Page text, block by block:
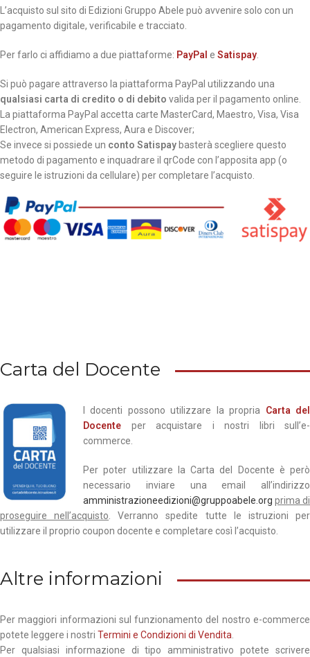
L’acquisto sul sito di Edizioni Gruppo Abele può avvenire solo con un
pagamento digitale, verificabile e tracciato.
Per farlo ci affidiamo a due piattaforme: PayPal e Satispay
Si può pagare attraverso la piattaforma PayPal utilizzando una
qualsiasi carta di credito o di debito valida per il pagamento online.
La piattaforma PayPal accetta carte MasterCard, Maestro, Visa, Visa
Electron, American Express, Aura e Discover;
Se invece si possiede un conto Satispay basterà scegliere questo
metodo di pagamento e inquadrare il qrCode con l’apposita app (o
seguire le istruzioni da cellulare) per completare l’acquisto.
Carta del Docente
I docenti possono utilizzare la propria Carta del
Docente per acquistare i nostri libri sull’e-
commerce.
Per poter utilizzare la Carta del Docente è però
necessario inviare una email all’indirizzo
amministrazioneedizioni@gruppoabele.org prima di
proseguire nell’acquisto. Verranno spedite tutte le istruzioni per
utilizzare il proprio coupon docente e completare così l’acquisto.
Altre informazioni
Per maggiori informazioni sul funzionamento del nostro e-commerce
potete leggere i nostri Termini e Condizioni di Vendita.
Per qualsiasi informazione di tipo amministrativo potete scrivere